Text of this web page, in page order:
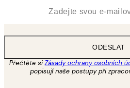
ODESLAT
Přečtěte siZásady ochrany osobních
popisují naše postupy při